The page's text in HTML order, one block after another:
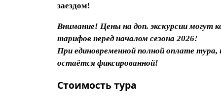
заездом!
Внимание! Цены на доп. экскурсии могут
тарифов перед началом сезона 2026!
При единовременной полной оплате тура,
остаётся фиксированной!
Стоимость тура